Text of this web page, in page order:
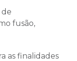
de
fusão,
as finalidades